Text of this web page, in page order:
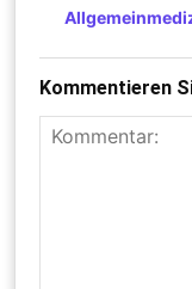
Kommentieren